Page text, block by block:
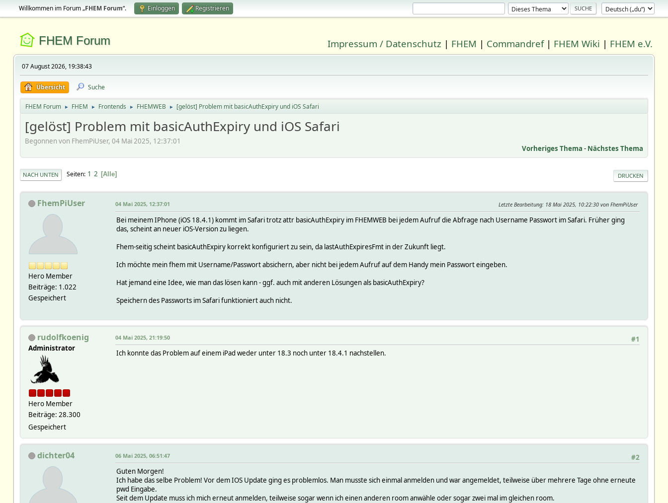
Willkommen im Forum „FHEM Forum“. Einloggen Registrieren
FHEM Forum Impressum / Datenschutz | FHEM | Commandref| FHEM Wiki | FHEM e.V.
07 August 2026, 19:38:43
Übersicht Suche
FHEM Forum ► FHEM ► Frontends ► FHEMWEB ► [gelöst] Problem mit basicAuthExpiry und iOS Safari
[gelöst] Problem mit basicAuthExpiry und iOS Safari
Begonnen von FhemPiUser, 04 Mai 2025, 12:37:01
Vorheriges Thema - Nächstes Thema
DRUCKEN
NACH UNTEN Seiten 1 2 Alle
FhemPiUser
Hero Member
Beiträge: 1.022
Gespeichert
04 Mai 2025, 12:37:01 Letzte Bearbeitung: 18 Mai 2025, 10:22:30 von FhemPiUser
Bei meinem IPhone (iOS 18.4.1) kommt im Safari trotz attr basicAuthExpiry im FHEMWEB bei jedem Aufruf die Abfrage nach Username Passwort im Safari. Früher ging
das, scheint an neuer iOS-Version zu liegen.
Fhem-seitig scheint basicAuthExpiry korrekt konfiguriert zu sein, da lastAuthExpiresFmt in der Zukunft liegt.
Ich möchte mein fhem mit Username/Passwort absichern, aber nicht bei jedem Aufruf auf dem Handy mein Passwort eingeben.
Hat jemand eine Idee, wie man das lösen kann - ggf. auch mit anderen Lösungen als basicAuthExpiry?
Speichern des Passworts im Safari funktioniert auch nicht.
rudolfkoenig
Administrator
Hero Member
Beiträge: 28.300
Gespeichert
#1
04 Mai 2025, 21:19:50
Ich konnte das Problem auf einem iPad weder unter 18.3 noch unter 18.4.1 nachstellen.
dichter04 #2
06 Mai 2025, 06:51:47
Guten Morgen!
Ich habe das selbe Problem! Vor dem IOS Update ging es problemlos. Man musste sich einmal anmelden und war angemeldet, teilweise über mehrere Tage ohne erneute
pwd Eingabe.
Seit dem Update muss ich mich erneut anmelden, teilweise sogar wenn ich einen anderen room anwähle oder sogar zwei mal im gleichen room.